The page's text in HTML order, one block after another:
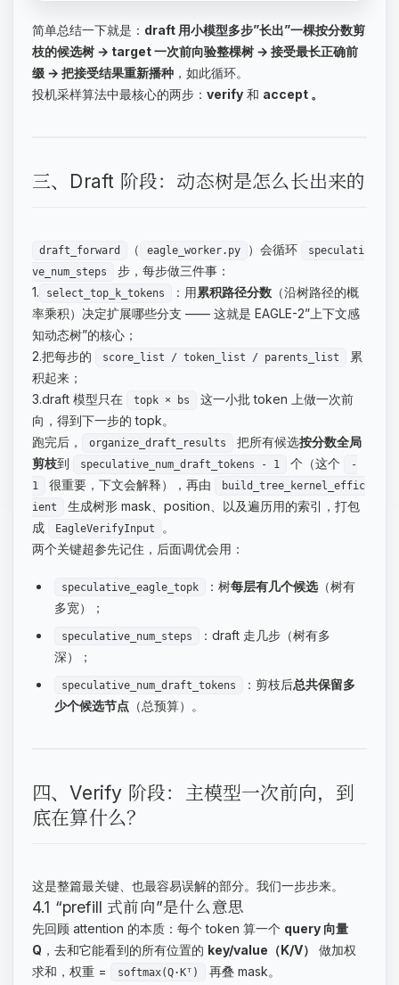
简单总结一下就是： draft 用小模型多步”长出”一棵按分数剪
枝的候选树 → target 一次前向验整棵树 → 接受最长正确前
缀 → 把接受结果重新播种 ，如此循环。
投机采样算法中最核心的两步： verify 和 accept 。
三、Draft 阶段：动态树是怎么长出来的
draft_forward （ eagle_worker.py ）会循环
speculati
ve_num_steps
步，每步做三件事：
1.
select_top_k_tokens ：用累积路径分数 （沿树路径的概
率乘积）决定扩展哪些分支 —— 这就是 EAGLE-2”上下文感
知动态树”的核心；
2.把每步的
score_list / token_list / parents_list
累
积起来；
3.draft 模型只在
topk × bs
这一小批 token 上做一次前
向，得到下一步的 topk。
跑完后，
organize_draft_results 把所有候选按分数全局
剪枝到 speculative_num_draft_tokens - 1 个（这个
-
1
很重要，下文会解释），再由
build_tree_kernel_effic
ient
生成树形 mask、position、以及遍历用的索引，打包
成
EagleVerifyInput
。
两个关键超参先记住，后面调优会用：
speculative_eagle_topk ：树每层有几个候选（树有
多宽）；
speculative_num_steps
：draft 走几步（树有多
深）；
speculative_num_draft_tokens ：剪枝后总共保留多
少个候选节点（总预算）。
四、Verify 阶段：主模型一次前向，到
底在算什么？
这是整篇最关键、也最容易误解的部分。我们一步步来。
4.1 “prefill 式前向”是什么意思
先回顾 attention 的本质：每个 token 算一个 query 向量
Q ，去和它能看到的所有位置的 key/value（K/V）
做加权
求和，权重 =
softmax(Q·Kᵀ)
再叠 mask。